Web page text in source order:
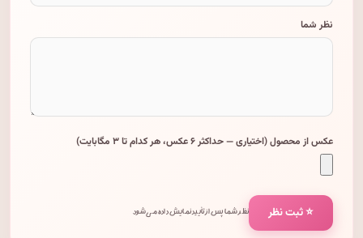
نظر شما
عکس از محصول (اختیاری — حداکثر ۶ عکس، هر کدام تا ۳ مگابایت)
⭐ ثبت نظر نظر شما پس از تأیید نمایش داده می‌شود.